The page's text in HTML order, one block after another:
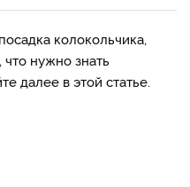
колокольчика,
нужно знать
далее в этой статье.